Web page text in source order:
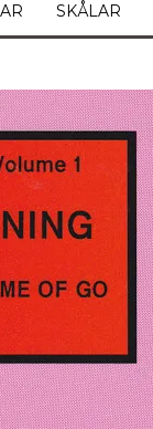
SKÅLAR